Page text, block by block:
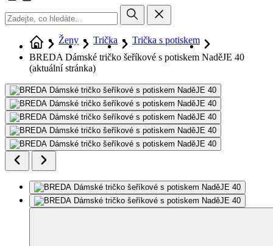
Ženy Trička
Trička s potiskem
BREDA Dámské tričko šeříkové s potiskem NaděJE 40
(aktuální stránka)